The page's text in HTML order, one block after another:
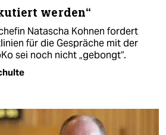
werden“
Natascha Kohnen fordert
für die Gespräche mit der
sei noch nicht „gebongt“.